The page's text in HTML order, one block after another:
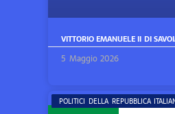
VITTORIO EMANUELE II DI
5 Maggio 2026
POLITICI DELLA REPUBBLICA